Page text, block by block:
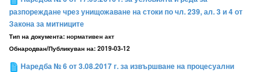
разпореждане чрез унищожаване на стоки по чл. 239, ал. 3 и 4 от
Закона за митниците
Тип на документа: нормативен акт
Обнародван/Публикуван на: 2019-03-12
Наредба № 6 от 3.08.2017 г. за извършване на процесуални